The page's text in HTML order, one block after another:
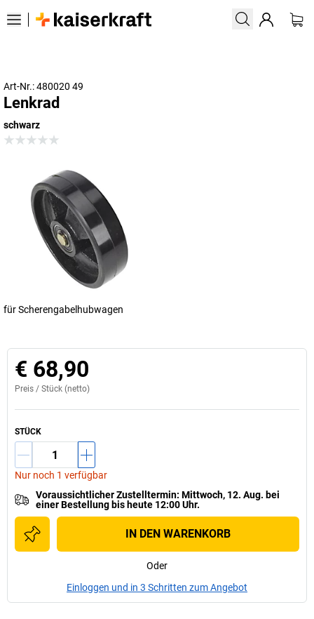
Art-Nr.: 480020 49
Lenkrad
schwarz
für Scherengabelhubwagen
€ 68,90
Preis / Stück (netto)
STÜCK
Nur noch 1 verfügbar
Voraussichtlicher Zustelltermin: Mittwoch, 12. Aug. bei
einerBestellung bis heute 12:00 Uhr.
IN DEN WARENKORB
Oder
Einloggen und in 3 Schritten zum Angebot